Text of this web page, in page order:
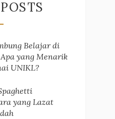
Belajar di
yang Menarik
UNIKL?
yang Lazat